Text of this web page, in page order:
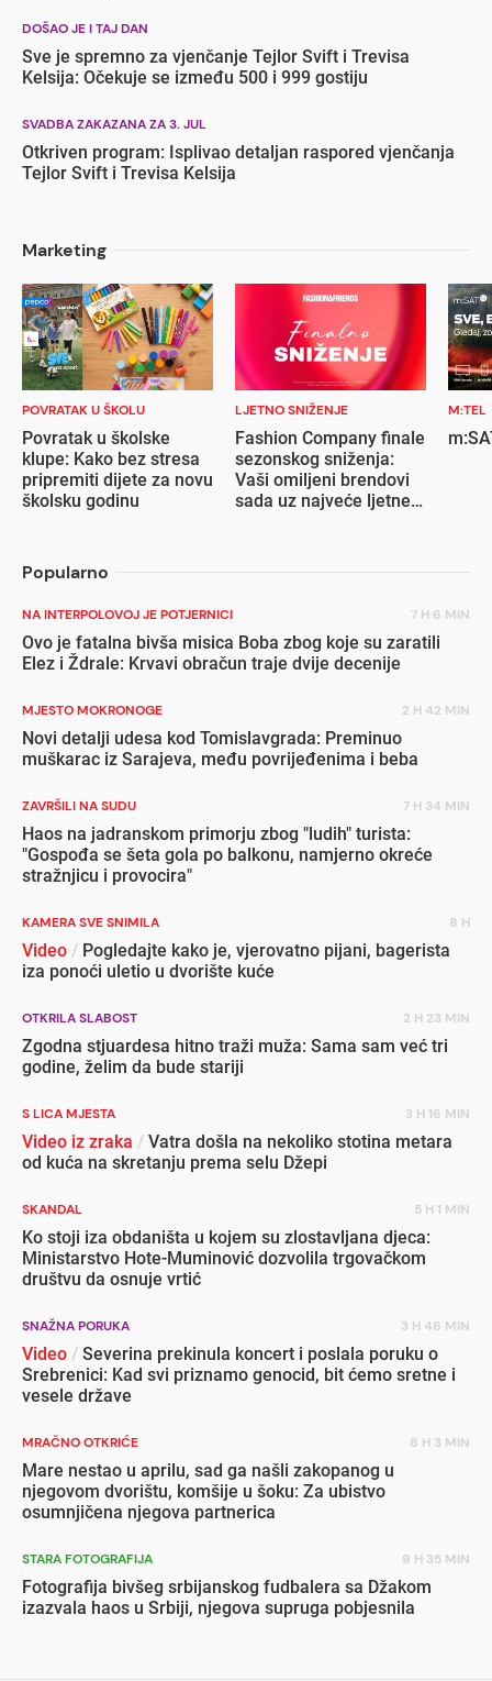
DOŠAO JE I TAJ DAN
Sve je spremno za vjenčanje Tejlor Svift i Trevisa
Kelsija: Očekuje se između 500 i 999 gostiju
SVADBA ZAKAZANA ZA 3. JUL
Otkriven program: Isplivao detaljan raspored vjenčanja
Tejlor Svift i Trevisa Kelsija
Marketing
POVRATAK U ŠKOLU
Povratak u školske
klupe: Kako bez stresa
pripremiti dijete za novu
školsku godinu
LJETNO SNIŽENJE
Fashion Company finale
sezonskog sniženja:
Vaši omiljeni brendovi
sada uz najveće ljetne
M:TEL
Popularno
NA INTERPOLOVOJ JE POTJERNICI 7 H 6 MIN
Ovo je fatalna bivša misica Boba zbog koje su zaratili
Elez i Ždrale: Krvavi obračun traje dvije decenije
MJESTO MOKRONOGE 2 H 42 MIN
Novi detalji udesa kod Tomislavgrada: Preminuo
muškarac iz Sarajeva, među povrijeđenima i beba
ZAVRŠILI NA SUDU 7 H 34 MIN
Haos na jadranskom primorju zbog "ludih" turista:
"Gospođa se šeta gola po balkonu, namjerno okreće
stražnjicu i provocira"
KAMERA SVE SNIMILA 8 H
Video / Pogledajte kako je, vjerovatno pijani, bagerista
iza ponoći uletio u dvorište kuće
OTKRILA SLABOST 2 H 23 MIN
Zgodna stjuardesa hitno traži muža: Sama sam već tri
godine, želim da bude stariji
S LICA MJESTA 3 H 16 MIN
Video iz zraka / Vatra došla na nekoliko stotina metara
od kuća na skretanju prema selu Džepi
SKANDAL 5 H 1 MIN
Ko stoji iza obdaništa u kojem su zlostavljana djeca:
Ministarstvo Hote-Muminović dozvolila trgovačkom
društvu da osnuje vrtić
SNAŽNA PORUKA 3 H 46 MIN
Video / Severina prekinula koncert i poslala poruku o
Srebrenici: Kad svi priznamo genocid, bit ćemo sretne i
vesele države
MRAČNO OTKRIĆE 8 H 3 MIN
Mare nestao u aprilu, sad ga našli zakopanog u
njegovom dvorištu, komšije u šoku: Za ubistvo
osumnjičena njegova partnerica
STARA FOTOGRAFIJA 9 H 35 MIN
Fotografija bivšeg srbijanskog fudbalera sa Džakom
izazvala haos u Srbiji, njegova supruga pobjesnila